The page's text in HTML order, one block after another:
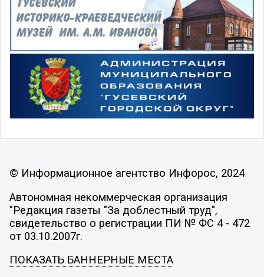
© Информационное агентство Инфорос, 2024
Автономная некоммерческая организация
"Редакция газеты "За доблестный труд",
свидетельство о регистрации ПИ № ФС 4 - 472
от 03.10.2007г.
ПОКАЗАТЬ БАННЕРНЫЕ МЕСТА